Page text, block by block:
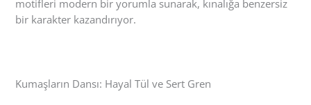
motifleri modern bir yorumla sunarak, kınalığa benzersiz
bir karakter kazandırıyor.
Kumaşların Dansı: Hayal Tül ve Sert Gren